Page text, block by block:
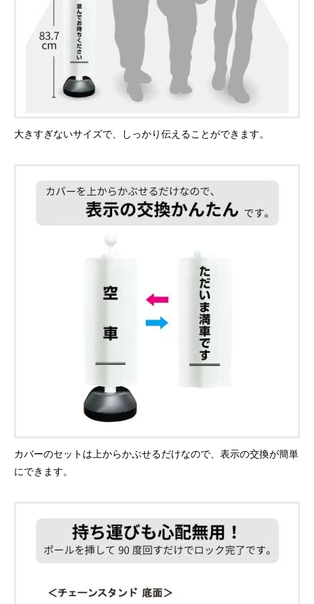
大きすぎないサイズで、しっかり伝えることができます。
カバーのセットは上からかぶせるだけなので、表示の交換が簡単
にできます。